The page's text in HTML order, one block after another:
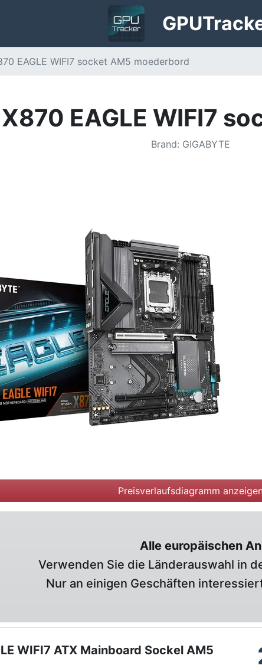
GPU
EAGLE WIFI7 socket AM5 moederbord
EAGLE WIFI7
Brand: GIGABYTE
Preisverlaufsdiagramm anzeigen
Alle europäischen
Verwenden Sie die Länderauswahl in
Nur an einigen Geschäften
WIFI7 ATX Mainboard Sockel AM5